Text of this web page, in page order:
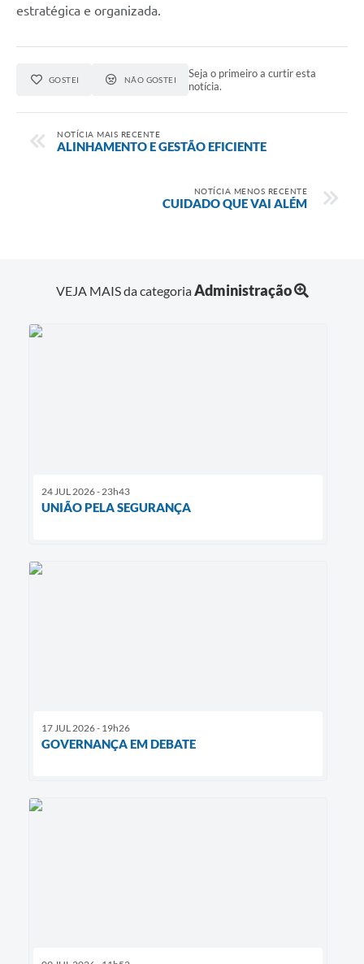
estratégica e organizada.
GOSTEI NÃO GOSTEI
Seja o primeiro a curtir esta
notícia.
NOTÍCIA MAIS RECENTE
ALINHAMENTO E GESTÃO EFICIENTE
NOTÍCIA MENOS RECENTE
CUIDADO QUE VAI ALÉM
VEJA MAIS da categoriaAdministração
24 JUL 2026 - 23h43
UNIÃO PELA SEGURANÇA
17 JUL 2026 - 19h26
GOVERNANÇA EM DEBATE